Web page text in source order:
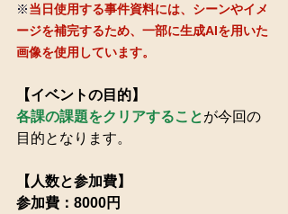
※当日使用する事件資料には、シーンやイメ
ージを補完するため、一部に生成AIを用いた
画像を使用しています。
【イベントの目的】
各課の課題をクリアすることが今回の
目的となります。
【人数と参加費】
参加費：8000円